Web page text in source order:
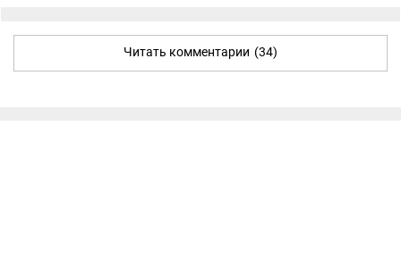
Читать комментарии (34)